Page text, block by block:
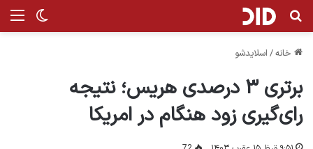
تغییر جستجو برای
خانه/ اسلایدشو
برتری ۳ درصدی هریس؛ نتیجه
رای‌گیری زود هنگام در امریکا